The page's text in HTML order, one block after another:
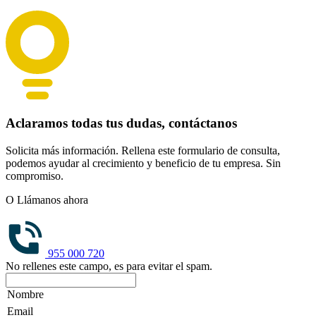
Aclaramos todas tus dudas, contáctanos
Solicita más información. Rellena este formulario de consulta,
podemos ayudar al crecimiento y beneficio de tu empresa. Sin
compromiso.
O Llámanos ahora
955 000 720
No rellenes este campo, es para evitar el spam.